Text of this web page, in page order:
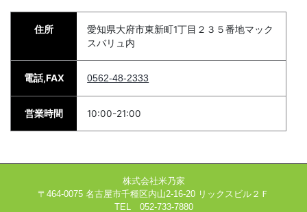
住所
愛知県大府市東新町1丁目２３５番地マック
スバリュ内
電話,FAX 0562-48-2333
営業時間 10:00-21:00
株式会社米乃家
〒464-0075 名古屋市千種区内山2-16-20 リックスビル２Ｆ
TEL 052-733-7880